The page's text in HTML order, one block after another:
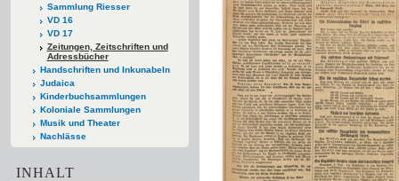
Sammlung Riesser
VD 16
VD 17
Zeitungen, Zeitschriften und
Adressbücher
Handschriften und Inkunabeln
Judaica
Kinderbuchsammlungen
Koloniale Sammlungen
Musik und Theater
Nachlässe
INHALT